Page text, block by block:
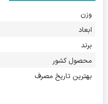
وزن
ابعاد
برند
محصول کشور
بهترین تاریخ مصرف